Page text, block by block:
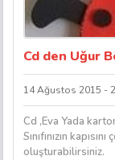
Cd den Uğur
14 Ağustos 2015 -
Cd ,Eva Yada
Sınıfınızın
oluşturabilirsiniz.